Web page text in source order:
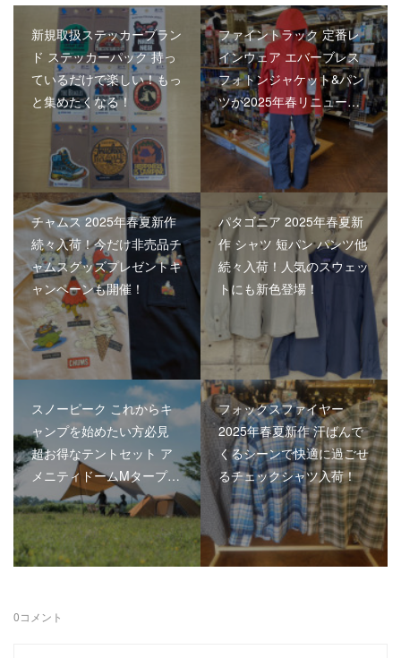
新規取扱ステッカーブラン
ド ステッカーパック 持っ
ているだけで楽しい！もっ
と集めたくなる！
ファイントラック 定番レ
インウェア エバーブレス
フォトンジャケット&パン
ツが2025年春リニュー…
チャムス 2025年春夏新作
続々入荷！今だけ非売品チ
ャムスグッズプレゼントキ
ャンペーンも開催！
パタゴニア 2025年春夏新
作 シャツ 短パン パンツ他
続々入荷！人気のスウェッ
トにも新色登場！
スノーピーク これからキ
ャンプを始めたい方必見
超お得なテントセット ア
メニティドームMタープ…
フォックスファイヤー
2025年春夏新作 汗ばんで
くるシーンで快適に過ごせ
るチェックシャツ入荷！
0コメント